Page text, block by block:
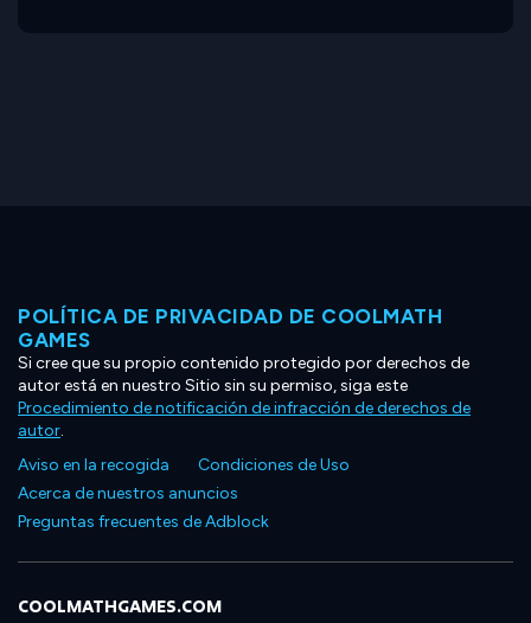
POLÍTICA DE PRIVACIDAD DE COOLMATH
GAMES
Si cree que su propio contenido protegido por derechos de
autor está en nuestro Sitio sin su permiso, siga este
Procedimiento de notificación de infracción de derechos de
autor.
Aviso en la recogida
Condiciones de Uso
Acerca de nuestros anuncios
Preguntas frecuentes de Adblock
COOLMATHGAMES.COM